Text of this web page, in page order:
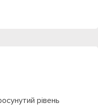
рівень